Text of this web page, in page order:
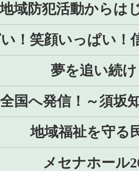
地域防犯活動からは
！笑顔いっぱい！
夢を追い続
全国へ発信！～須坂
地域福祉を守る
メセナホール